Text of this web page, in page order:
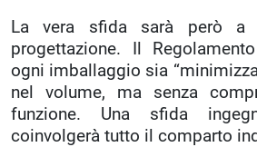
La vera sfida sarà però a
progettazione. Il
ogni imballaggio sia
nel volume, ma senza
funzione. Una sfida
coinvolgerà tutto il comparto